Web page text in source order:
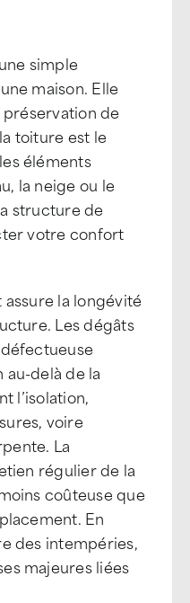
simple
maison. Elle
de
toiture est le
éléments
la neige ou le
structure de
votre confort
la longévité
Les dégâts
au-delà de la
l’isolation,
voire
La
régulier de la
coûteuse que
En
des intempéries,
majeures liées